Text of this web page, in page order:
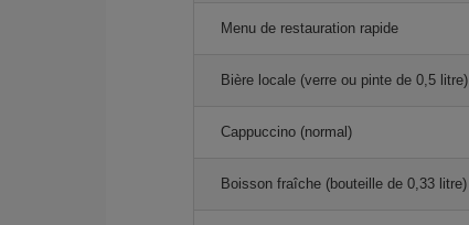
Menu de restauration rapide
Bière locale (verre ou pinte de 0,5 litre)
Cappuccino (normal)
Boisson fraîche (bouteille de 0,33 litre)